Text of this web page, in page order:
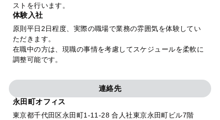
ストを行います。
体験入社
原則平日2日程度、実際の職場で業務の雰囲気を体験してい
ただきます。
在職中の方は、現職の事情を考慮してスケジュールを柔軟に
調整可能です。
連絡先
永田町オフィス
東京都千代田区永田町1-11-28 合人社東京永田町ビル7階